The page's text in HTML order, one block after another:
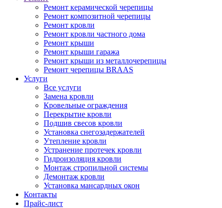
Ремонт керамической черепицы
Ремонт композитной черепицы
Ремонт кровли
Ремонт кровли частного дома
Ремонт крыши
Ремонт крыши гаража
Ремонт крыши из металлочерепицы
Ремонт черепицы BRAAS
Услуги
Все услуги
Замена кровли
Кровельные ограждения
Перекрытие кровли
Подшив свесов кровли
Установка снегозадержателей
Утепление кровли
Устранение протечек кровли
Гидроизоляция кровли
Монтаж стропильной системы
Демонтаж кровли
Установка мансардных окон
Контакты
Прайс-лист